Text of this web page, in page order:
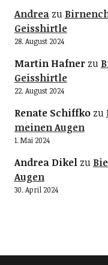
Andreazu
Geisshirtle
28. August 2024
Martin Hafnerzu
Geisshirtle
22. August 2024
Renate Schiffkozu
meinen Augen
1. Mai 2024
Andrea Dikelzu
Augen
30. April 2024